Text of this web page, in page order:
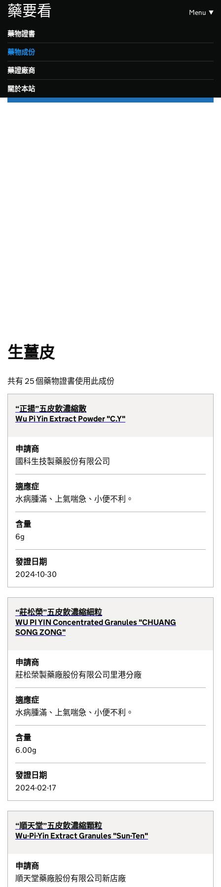
藥要看 Menu
藥物證書
藥物成份
藥證廠商
關於本站
生薑皮
共有 25 個藥物證書使用此成份
“正揚”五皮飲濃縮散
Wu Pi Yin Extract Powder "C.Y"
申請商
國科生技製藥股份有限公司
適應症
水病腫滿、上氣喘急、小便不利。
含量
6g
發證日期
2024-10-30
“莊松榮”五皮飲濃縮細粒
WU PI YIN Concentrated Granules "CHUANG
SONG ZONG"
申請商
莊松榮製藥廠股份有限公司里港分廠
適應症
水病腫滿、上氣喘急、小便不利。
含量
6.00g
發證日期
2024-02-17
“順天堂”五皮飲濃縮顆粒
Wu-Pi-Yin Extract Granules "Sun-Ten"
申請商
順天堂藥廠股份有限公司新店廠